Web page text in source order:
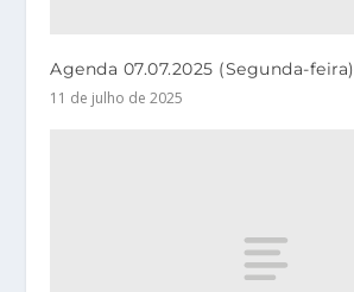
Agenda 07.07.2025 (Segunda-feira)
11 de julho de 2025